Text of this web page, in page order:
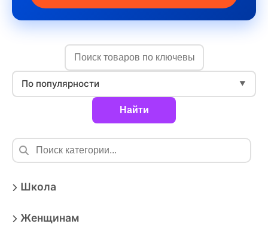
По популярности ▼
Найти
Школа
Женщинам